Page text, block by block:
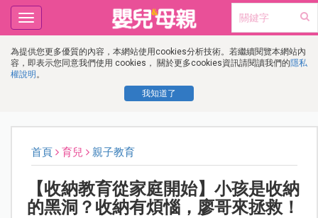
為提供您更多優質的內容，本網站使用cookies分析技術。若繼續閱覽本網站內
容，即表示您同意我們使用 cookies， 關於更多cookies資訊請閱讀我們的隱私
權說明 。
我知道了
Toggle
navigation
首頁 育兒 親子教育
【收納教育從家庭開始】小孩是收納
的黑洞？收納有煩惱，廖哥來拯救！